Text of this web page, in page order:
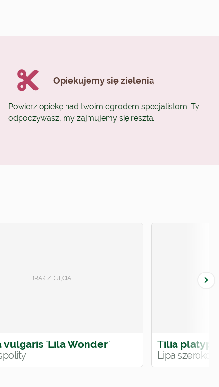
Opiekujemy się zielenią
Powierz opiekę nad twoim ogrodem specjalistom. Ty
odpoczywasz, my zajmujemy się resztą.
vulgaris `Lila Wonder` Tilia
Lipa